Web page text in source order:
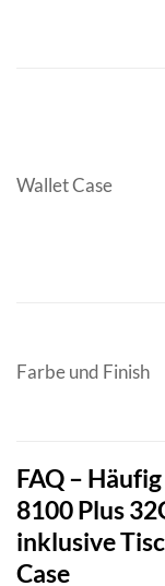
Wallet Case
Farbe und Finish
FAQ –
8100 Plus
inklusive
Case